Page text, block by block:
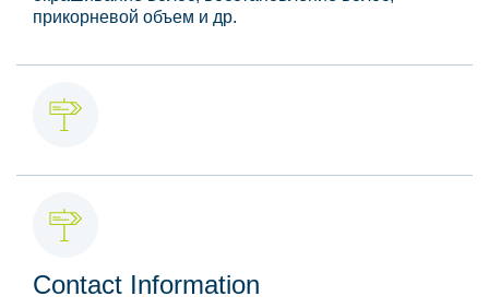
прикорневой объем и др.
Contact Information